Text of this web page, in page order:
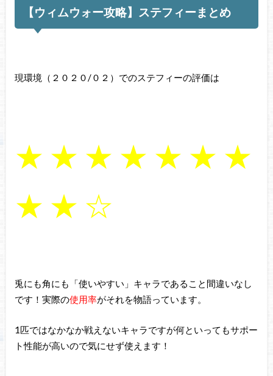
【ウィムウォー攻略】ステフィーまとめ
現環境（２０２０/０２）でのステフィーの評価は
★ ★ ★ ★ ★ ★ ★
★ ★ ☆
兎にも角にも「使いやすい」キャラであること間違いなし
です！実際の使用率がそれを物語っています。
1匹ではなかなか戦えないキャラですが何といってもサポー
ト性能が高いので気にせず使えます！